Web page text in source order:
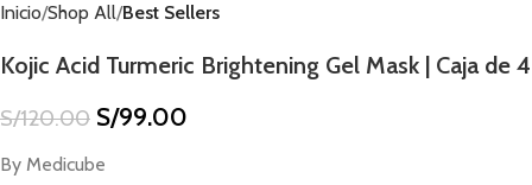
Inicio Shop All Best Sellers
Kojic Acid Turmeric Brightening Gel Mask | Caja de 4
S/120.00 S/99.00
By Medicube